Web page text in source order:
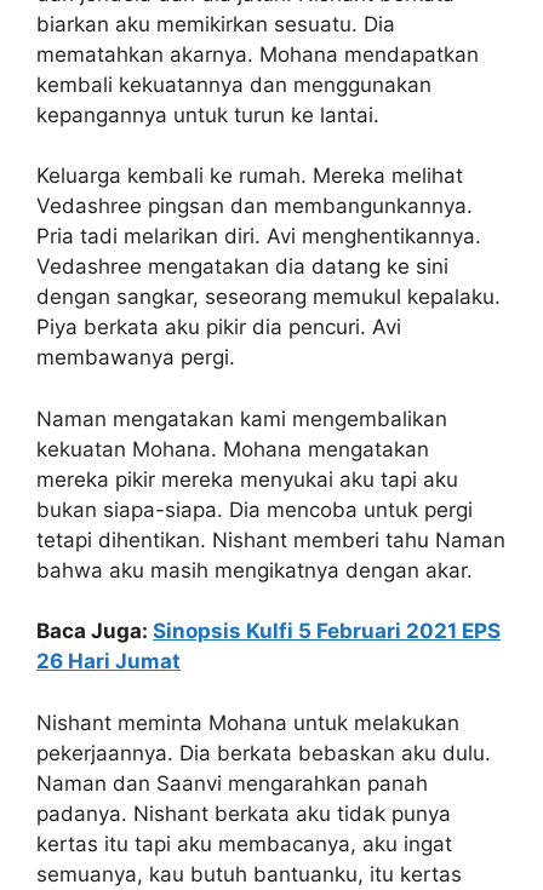
biarkan aku memikirkan sesuatu. Dia
mematahkan akarnya. Mohana mendapatkan
kembali kekuatannya dan menggunakan
kepangannya untuk turun ke lantai.
Keluarga kembali ke rumah. Mereka melihat
Vedashree pingsan dan membangunkannya.
Pria tadi melarikan diri. Avi menghentikannya.
Vedashree mengatakan dia datang ke sini
dengan sangkar, seseorang memukul kepalaku.
Piya berkata aku pikir dia pencuri. Avi
membawanya pergi.
Naman mengatakan kami mengembalikan
kekuatan Mohana. Mohana mengatakan
mereka pikir mereka menyukai aku tapi aku
bukan siapa-siapa. Dia mencoba untuk pergi
tetapi dihentikan. Nishant memberi tahu Naman
bahwa aku masih mengikatnya dengan akar.
Baca Juga: Sinopsis Kulfi 5 Februari 2021 EPS
26 Hari Jumat
Nishant meminta Mohana untuk melakukan
pekerjaannya. Dia berkata bebaskan aku dulu.
Naman dan Saanvi mengarahkan panah
padanya. Nishant berkata aku tidak punya
kertas itu tapi aku membacanya, aku ingat
semuanya, kau butuh bantuanku, itu kertas